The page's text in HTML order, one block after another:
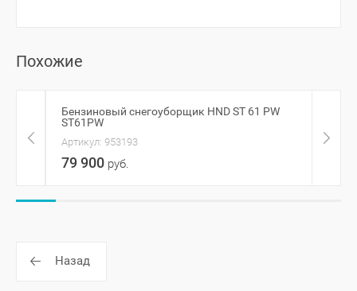
Похожие
Бензиновый снегоуборщик HND ST 61 PW
ST61PW
Артикул: 953193
79 900 руб.
Назад